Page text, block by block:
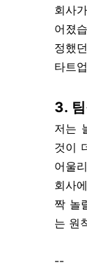
회사
어졌
정했
타트
3.
저는
것이
어울
회사
짝 놀
는 원
--